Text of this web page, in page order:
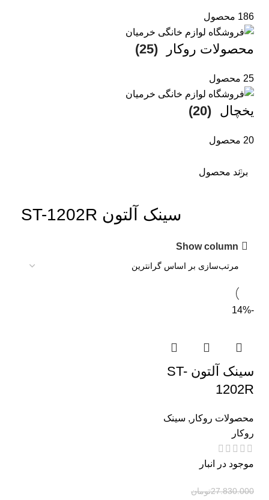
186 محصول
محصولات روکار (25)
25 محصول
یخچال (20)
20 محصول
برند محصول
سینک آلتون ST-1202R
Show column
-14%
سینک آلتون ST-
1202R
محصولات روکار , سینک
روکار
موجود در انبار
27.830.000تومان